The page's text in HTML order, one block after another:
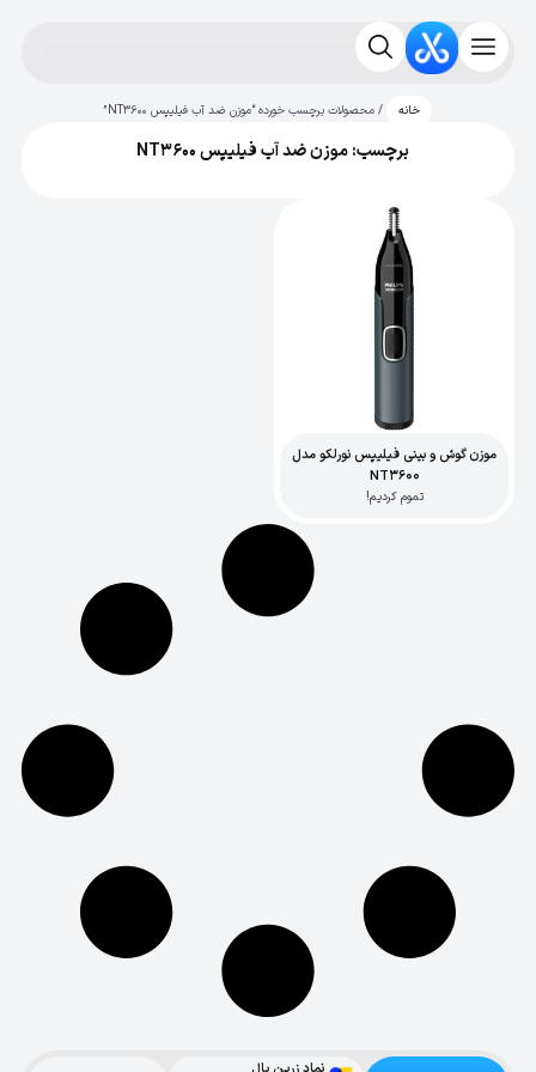
خانه / محصولات برچسب خورده “موزن ضد آب فیلیپس NT3600”
برچسب: موزن ضد آب فیلیپس NT3600
موزن گوش و بینی فیلیپس نورلکو مدل
NT3600
تموم کردیم!